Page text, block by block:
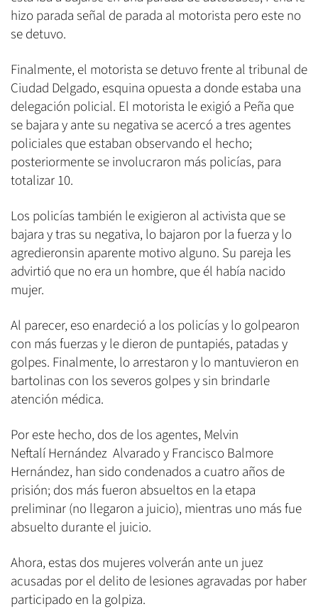
hizo parada señal de parada al motorista pero este no
se detuvo.
Finalmente, el motorista se detuvo frente al tribunal de
Ciudad Delgado, esquina opuesta a donde estaba una
delegación policial. El motorista le exigió a Peña que
se bajara y ante su negativa se acercó a tres agentes
policiales que estaban observando el hecho;
posteriormente se involucraron más policías, para
totalizar 10.
Los policías también le exigieron al activista que se
bajara y tras su negativa, lo bajaron por la fuerza y lo
agredieronsin aparente motivo alguno. Su pareja les
advirtió que no era un hombre, que él había nacido
mujer.
Al parecer, eso enardeció a los policías y lo golpearon
con más fuerzas y le dieron de puntapiés, patadas y
golpes. Finalmente, lo arrestaron y lo mantuvieron en
bartolinas con los severos golpes y sin brindarle
atención médica.
Por este hecho, dos de los agentes, Melvin
Neftalí Hernández Alvarado y Francisco Balmore
Hernández, han sido condenados a cuatro años de
prisión; dos más fueron absueltos en la etapa
preliminar (no llegaron a juicio), mientras uno más fue
absuelto durante el juicio.
Ahora, estas dos mujeres volverán ante un juez
acusadas por el delito de lesiones agravadas por haber
participado en la golpiza.